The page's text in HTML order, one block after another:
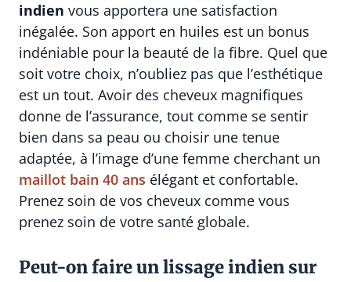
indien vous apportera une satisfaction
inégalée. Son apport en huiles est un bonus
indéniable pour la beauté de la fibre. Quel que
soit votre choix, n’oubliez pas que l’esthétique
est un tout. Avoir des cheveux magnifiques
donne de l’assurance, tout comme se sentir
bien dans sa peau ou choisir une tenue
adaptée, à l’image d’une femme cherchant un
maillot bain 40 ans élégant et confortable.
Prenez soin de vos cheveux comme vous
prenez soin de votre santé globale.
Peut-on faire un lissage indien sur